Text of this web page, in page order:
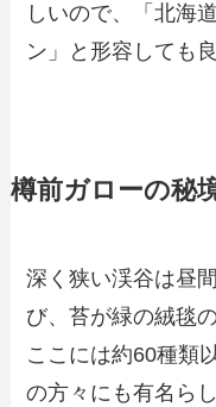
しいので、「北海
ン」と形容しても
樽前ガローの秘
深く狭い渓谷は昼
び、苔が緑の絨毯
ここには約60種類
の方々にも有名ら